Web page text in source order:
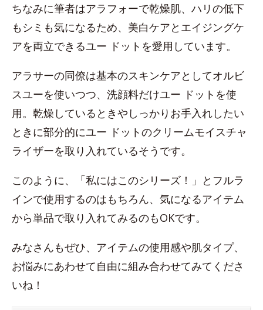
ちなみに筆者はアラフォーで乾燥肌、ハリの低下
もシミも気になるため、美白ケアとエイジングケ
アを両立できるユー ドットを愛用しています。
アラサーの同僚は基本のスキンケアとしてオルビ
スユーを使いつつ、洗顔料だけユー ドットを使
用。乾燥しているときやしっかりお手入れしたい
ときに部分的にユー ドットのクリームモイスチャ
ライザーを取り入れているそうです。
このように、「私にはこのシリーズ！」とフルラ
インで使用するのはもちろん、気になるアイテム
から単品で取り入れてみるのもOKです。
みなさんもぜひ、アイテムの使用感や肌タイプ、
お悩みにあわせて自由に組み合わせてみてくださ
いね！